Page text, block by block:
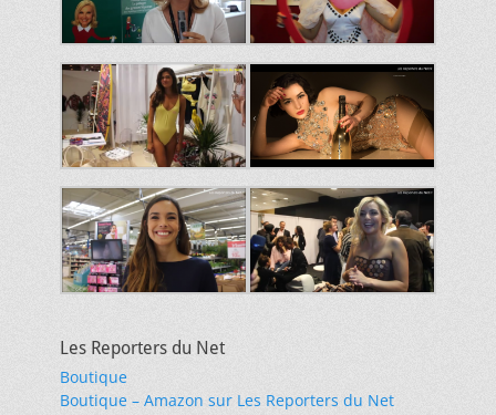
Les Reporters du Net
Boutique
Boutique – Amazon sur Les Reporters du Net